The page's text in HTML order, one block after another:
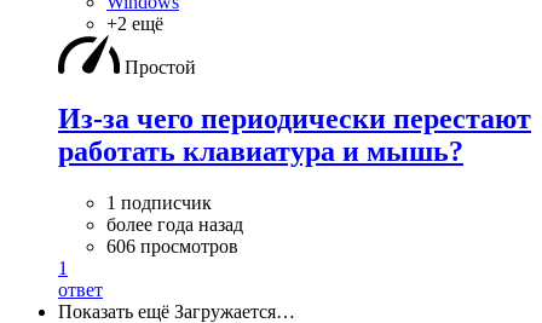
+2 ещё
Простой
Из-за чего периодически перестают
работать клавиатура и мышь?
1 подписчик
более года назад
606 просмотров
1
ответ
Показать ещё Загружается…